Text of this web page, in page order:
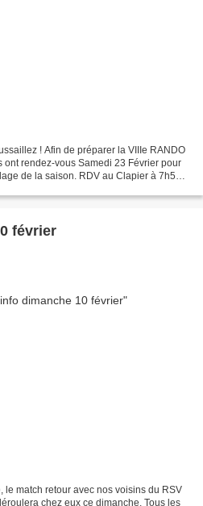
! Afin de préparer la VIIIe RANDO
ont rendez-vous Samedi 23 Février pour
de la saison. RDV au Clapier à 7h50
février
le match retour avec nos voisins du RSV
chez eux ce dimanche. Tous les